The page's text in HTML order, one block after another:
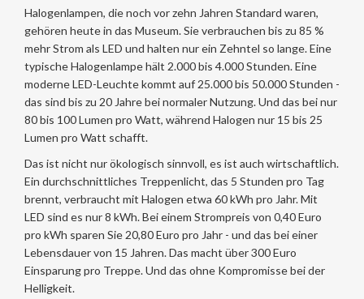
Halogenlampen, die noch vor zehn Jahren Standard waren,
gehören heute in das Museum. Sie verbrauchen bis zu 85 %
mehr Strom als LED und halten nur ein Zehntel so lange. Eine
typische Halogenlampe hält 2.000 bis 4.000 Stunden. Eine
moderne LED-Leuchte kommt auf 25.000 bis 50.000 Stunden -
das sind bis zu 20 Jahre bei normaler Nutzung. Und das bei nur
80 bis 100 Lumen pro Watt, während Halogen nur 15 bis 25
Lumen pro Watt schafft.
Das ist nicht nur ökologisch sinnvoll, es ist auch wirtschaftlich.
Ein durchschnittliches Treppenlicht, das 5 Stunden pro Tag
brennt, verbraucht mit Halogen etwa 60 kWh pro Jahr. Mit
LED sind es nur 8 kWh. Bei einem Strompreis von 0,40 Euro
pro kWh sparen Sie 20,80 Euro pro Jahr - und das bei einer
Lebensdauer von 15 Jahren. Das macht über 300 Euro
Einsparung pro Treppe. Und das ohne Kompromisse bei der
Helligkeit.